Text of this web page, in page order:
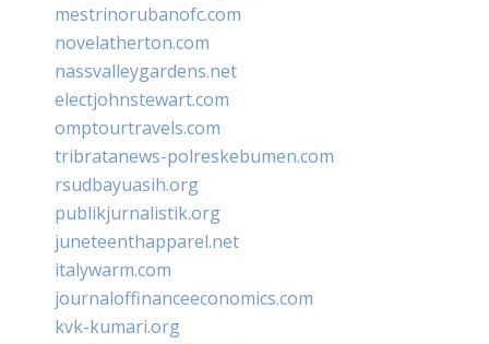
mestrinorubanofc.com
novelatherton.com
nassvalleygardens.net
electjohnstewart.com
omptourtravels.com
tribratanews-polreskebumen.com
rsudbayuasih.org
publikjurnalistik.org
juneteenthapparel.net
italywarm.com
journaloffinanceeconomics.com
kvk-kumari.org